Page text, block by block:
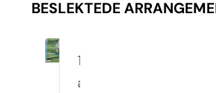
BESLEKTEDE
10.
august